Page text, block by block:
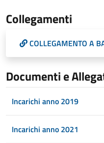
Collegamenti
COLLEGAMENTO A
Documenti e
Incarichi anno 2019
Incarichi anno 2021